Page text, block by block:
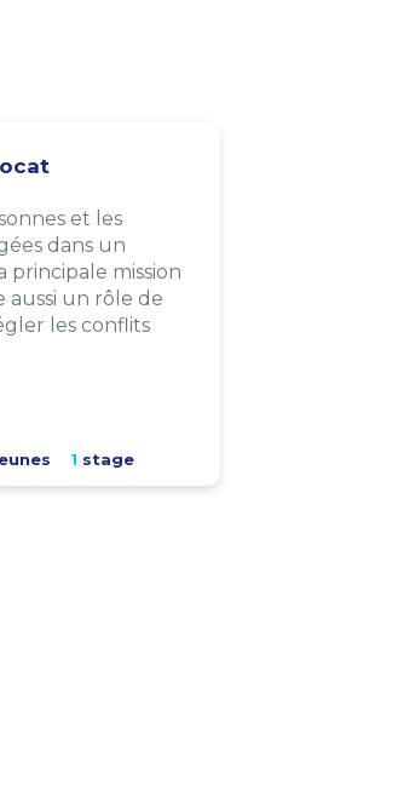
et les
dans un
principale mission
aussi un rôle de
les conflits
1 stage